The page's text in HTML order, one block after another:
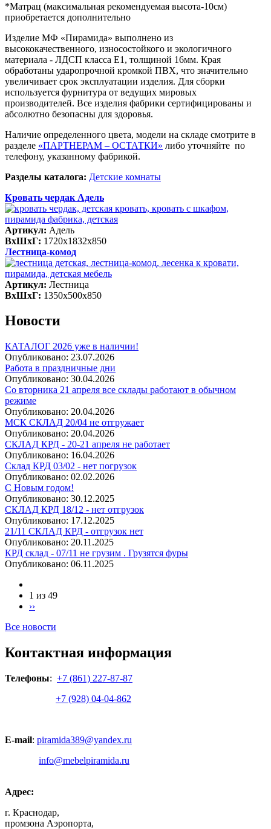
*Матрац (максимальная рекомендуемая высота-10см)
приобретается дополнительно
Изделие МФ «Пирамида» выполнено из
высококачественного, износостойкого и экологичного
материала - ЛДСП класса Е1, толщиной 16мм. Края
обработаны ударопрочной кромкой ПВХ, что значительно
увеличивает срок эксплуатации изделия. Для сборки
используется фурнитура от ведущих мировых
производителей. Все изделия фабрики сертифицированы и
абсолютно безопасны для здоровья.
Наличие определенного цвета, модели на складе смотрите в
разделе «ПАРТНЕРАМ – ОСТАТКИ» либо уточняйте по
телефону, указанному фабрикой.
Разделы каталога: Детские комнаты
Кровать чердак Адель
Артикул: Адель
ВхШхГ: 1720х1832х850
Лестница-комод
Артикул: Лестница
ВхШхГ: 1350х500х850
Новости
КАТАЛОГ 2026 уже в наличии!
Опубликовано: 23.07.2026
Работа в праздничные дни
Опубликовано: 30.04.2026
Со вторника 21 апреля все склады работают в обычном
режиме
Опубликовано: 20.04.2026
МСК СКЛАД 20/04 не отгружает
Опубликовано: 20.04.2026
СКЛАД КРД - 20-21 апреля не работает
Опубликовано: 16.04.2026
Склад КРД 03/02 - нет погрузок
Опубликовано: 02.02.2026
С Новым годом!
Опубликовано: 30.12.2025
СКЛАД КРД 18/12 - нет отгрузок
Опубликовано: 17.12.2025
21/11 СКЛАД КРД - отгрузок нет
Опубликовано: 20.11.2025
КРД склад - 07/11 не грузим . Грузятся фуры
Опубликовано: 06.11.2025
1 из 49
››
Все новости
Контактная информация
Телефоны: +7 (861) 227-87-87
+7 (928) 04-04-862
E-mail: piramida389@yandex.ru
info@mebelpiramida.ru
Адрес:
г. Краснодар,
промзона Аэропорта,